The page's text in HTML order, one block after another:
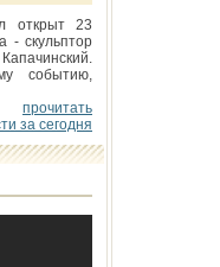
открыт 23
- скульптор
событию,
прочитать
за сегодня